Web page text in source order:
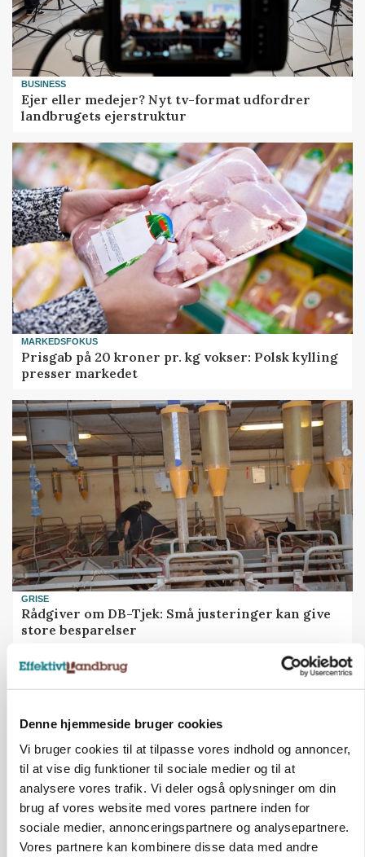
Denne hjemmeside bruger cookies
Vi bruger cookies til at tilpasse vores indhold og annoncer,
til at vise dig funktioner til sociale medier og til at
analysere vores trafik. Vi deler også oplysninger om din
brug af vores website med vores partnere inden for
sociale medier, annonceringspartnere og analysepartnere.
Vores partnere kan kombinere disse data med andre
BUSINESS
Ejer eller medejer? Nyt tv-format udfordrer
landbrugets ejerstruktur
MARKEDSFOKUS
Prisgab på 20 kroner pr. kg vokser: Polsk kylling
presser markedet
GRISE
Rådgiver om DB-Tjek: Små justeringer kan give
store besparelser
Loading...